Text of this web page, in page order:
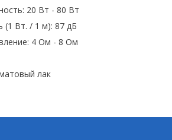
20 Вт - 80 Вт
(1 Вт. / 1 м): 87 дБ
4 Ом - 8 Ом
лак